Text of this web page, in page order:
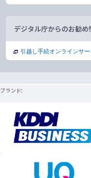
デジタル庁からのお勧め
引越し手続オンラインサー
ブランド
新規ウィン